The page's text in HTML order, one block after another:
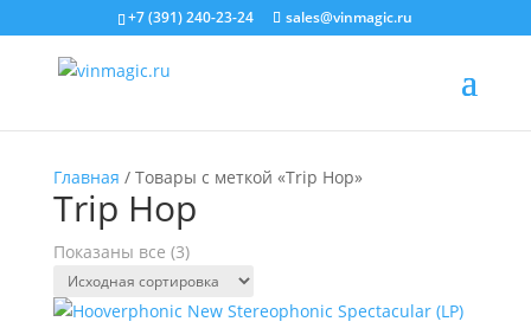
+7 (391) 240-23-24 sales@vinmagic.ru
Главная / Товары с меткой «Trip Hop»
Trip Hop
Показаны все (3)